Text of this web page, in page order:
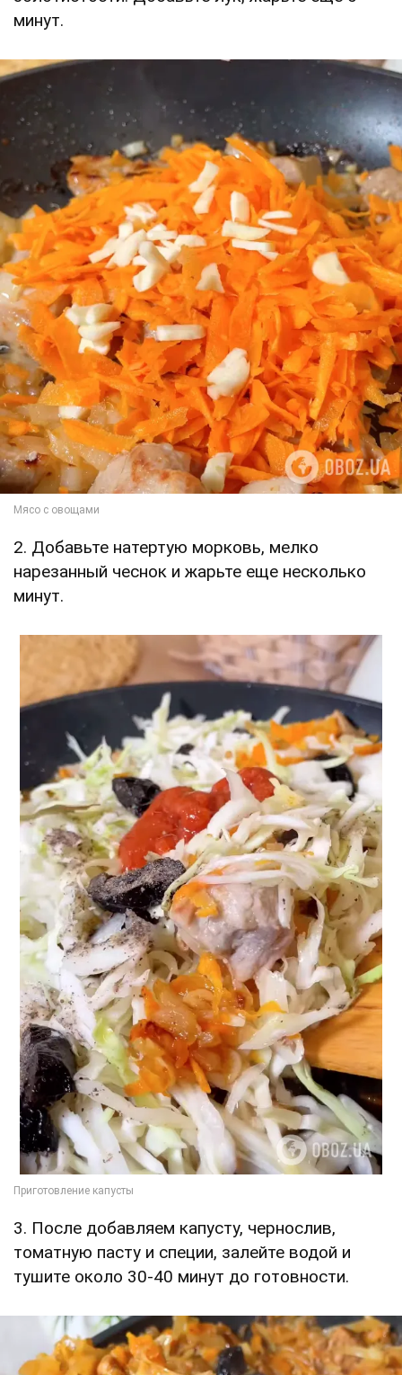
минут.
2. Добавьте натертую морковь, мелко
нарезанный чеснок и жарьте еще несколько
минут.
3. После добавляем капусту, чернослив,
томатную пасту и специи, залейте водой и
тушите около 30-40 минут до готовности.